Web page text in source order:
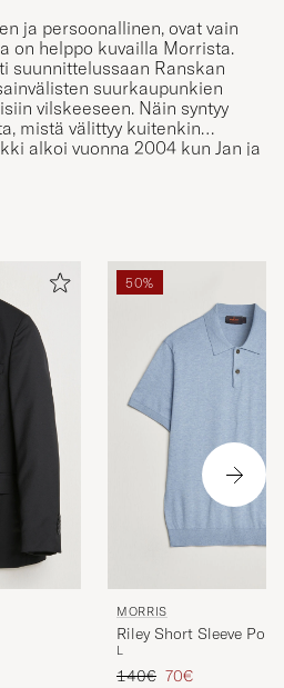
ja persoonallinen, ovat vain
on helppo kuvailla Morrista.
suunnittelussaan Ranskan
suurkaupunkien
vilskeeseen. Näin syntyy
mistä välittyy kuitenkin
alkoi vuonna 2004 kun Jan ja
Boråsissa, Ruotsissa.
joka kantoi nimeä
50%
MORRIS
Riley Short Sleeve
L
Tavallinen hinta
140€ Alennettu hinta
70€